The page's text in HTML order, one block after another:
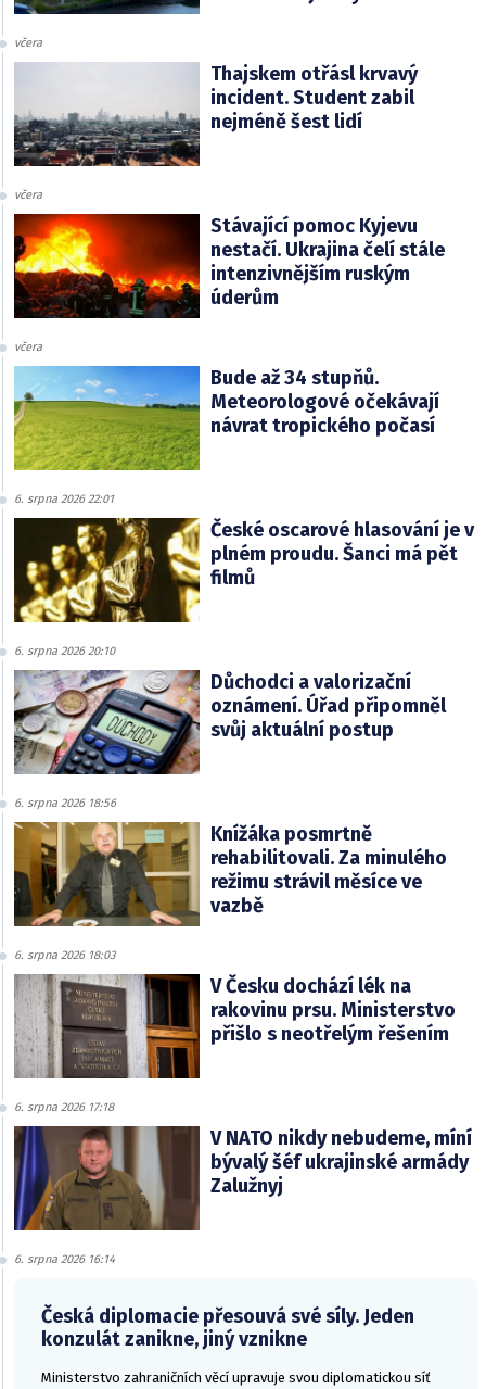
včera
Thajskem otřásl krvavý
incident. Student zabil
nejméně šest lidí
včera
Stávající pomoc Kyjevu
nestačí. Ukrajina čelí stále
intenzivnějším ruským
úderům
včera
Bude až 34 stupňů.
Meteorologové očekávají
návrat tropického počasí
6. srpna 2026 22:01
České oscarové hlasování je v
plném proudu. Šanci má pět
filmů
6. srpna 2026 20:10
Důchodci a valorizační
oznámení. Úřad připomněl
svůj aktuální postup
6. srpna 2026 18:56
Knížáka posmrtně
rehabilitovali. Za minulého
režimu strávil měsíce ve
vazbě
6. srpna 2026 18:03
V Česku dochází lék na
rakovinu prsu. Ministerstvo
přišlo s neotřelým řešením
6. srpna 2026 17:18
V NATO nikdy nebudeme, míní
bývalý šéf ukrajinské armády
Zalužnyj
6. srpna 2026 16:14
Česká diplomacie přesouvá své síly. Jeden
konzulát zanikne, jiný vznikne
Ministerstvo zahraničních věcí upravuje svou diplomatickou síť